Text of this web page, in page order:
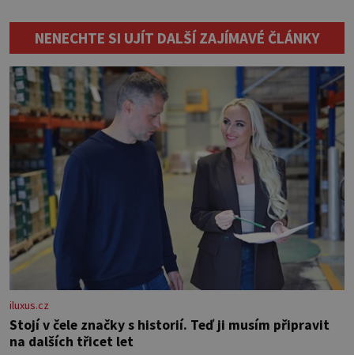
vydrželo co nejdéle, vyplatí se začít
[…]
ladící s obývákem, bude se hodit i tam.
Budete potřebovat: – zbytky barevně
sladěných bavlněných látek – 0,5 m
látky na vnitřní polštářek – duté
vlákno na výplň – 2 knoflíky – 0,5 m
jednostranně nalepovacího […]
NENECHTE SI UJÍT DALŠÍ ZAJÍMAVÉ ČLÁNKY
iluxus.cz
Stojí v čele značky s historií. Teď ji musím připravit
na dalších třicet let